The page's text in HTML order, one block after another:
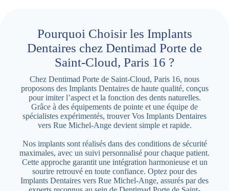
Pourquoi Choisir les Implants
Dentaires chez Dentimad Porte de
Saint-Cloud, Paris 16 ?
Chez Dentimad Porte de Saint-Cloud, Paris 16, nous
proposons des Implants Dentaires de haute qualité, conçus
pour imiter l’aspect et la fonction des dents naturelles.
Grâce à des équipements de pointe et une équipe de
spécialistes expérimentés, trouver Vos Implants Dentaires
vers Rue Michel-Ange devient simple et rapide.
Nos implants sont réalisés dans des conditions de sécurité
maximales, avec un suivi personnalisé pour chaque patient.
Cette approche garantit une intégration harmonieuse et un
sourire retrouvé en toute confiance. Optez pour des
Implants Dentaires vers Rue Michel-Ange, assurés par des